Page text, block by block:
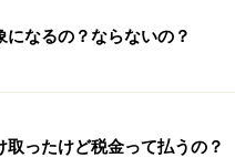
になるの？ならないの？
取ったけど税金って払うの？